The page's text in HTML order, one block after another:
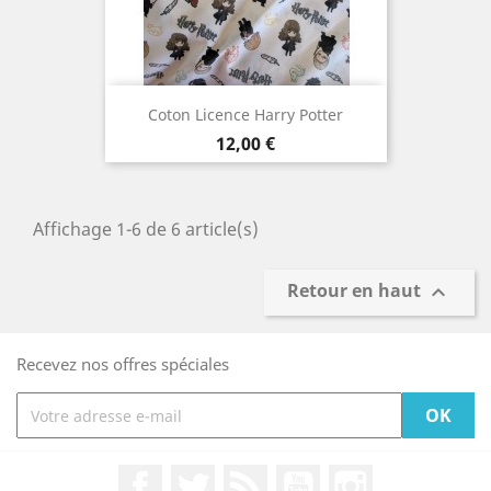
Coton Licence Harry Potter
Prix
12,00 €
Affichage 1-6 de 6 article(s)
Retour en haut 
Recevez nos offres spéciales